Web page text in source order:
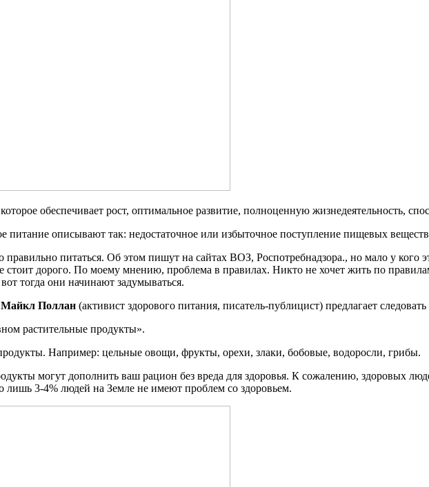
обеспечивает рост, оптимальное развитие, полноценную жизнедеятельность,
питание описывают так: недостаточное или избыточное поступление пищевых
правильно питаться. Об этом пишут на сайтах ВОЗ, Роспотребнадзора., но мало у
стоит дорого. По моему мнению, проблема в правилах. Никто не хочет жить по
тогда они начинают задумываться.
Майкл Поллан (активист здорового питания, писатель-публицист) предлагает
растительные продукты».
Например: цельные овощи, фрукты, орехи, злаки, бобовые, водоросли, грибы.
могут дополнить ваш рацион без вреда для здоровья. К сожалению, здоровых
лишь 3-4% людей на Земле не имеют проблем со здоровьем.